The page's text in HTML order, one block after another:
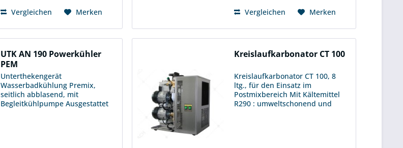
0299-0000...
Vergleichen Merken
Vergleichen
Merken
UTK AN 190 Powerkühler
PEM
Unterthekengerät
Wasserbadkühlung Premix,
seitlich abblasend, mit
Begleitkühlpumpe Ausgestattet
Kreislaufkarbonator CT 100
Kreislaufkarbonator CT 100, 8
ltg., für den Einsatz im
Postmixbereich Mit Kältemittel
R290 : umweltschonend und